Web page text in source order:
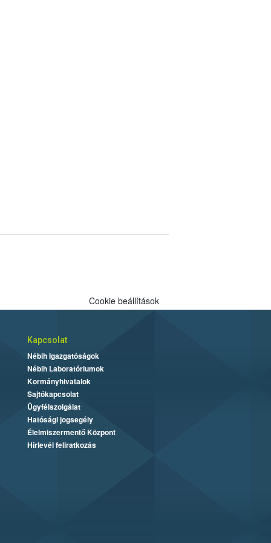
Cookie beállítások
Kapcsolat
Nébih Igazgatóságok
Nébih Laboratóriumok
Kormányhivatalok
Sajtókapcsolat
Ügyfélszolgálat
Hatósági jogsegély
Élelmiszermentő Központ
Hírlevél feliratkozás